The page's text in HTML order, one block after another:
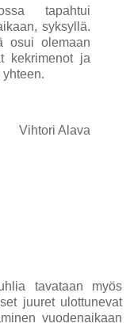
tapahtui
syksyllä.
osui olemaan
kekrimenot ja
Vihtori Alava
tavataan myös
juuret ulottunevat
vuodenaikaan